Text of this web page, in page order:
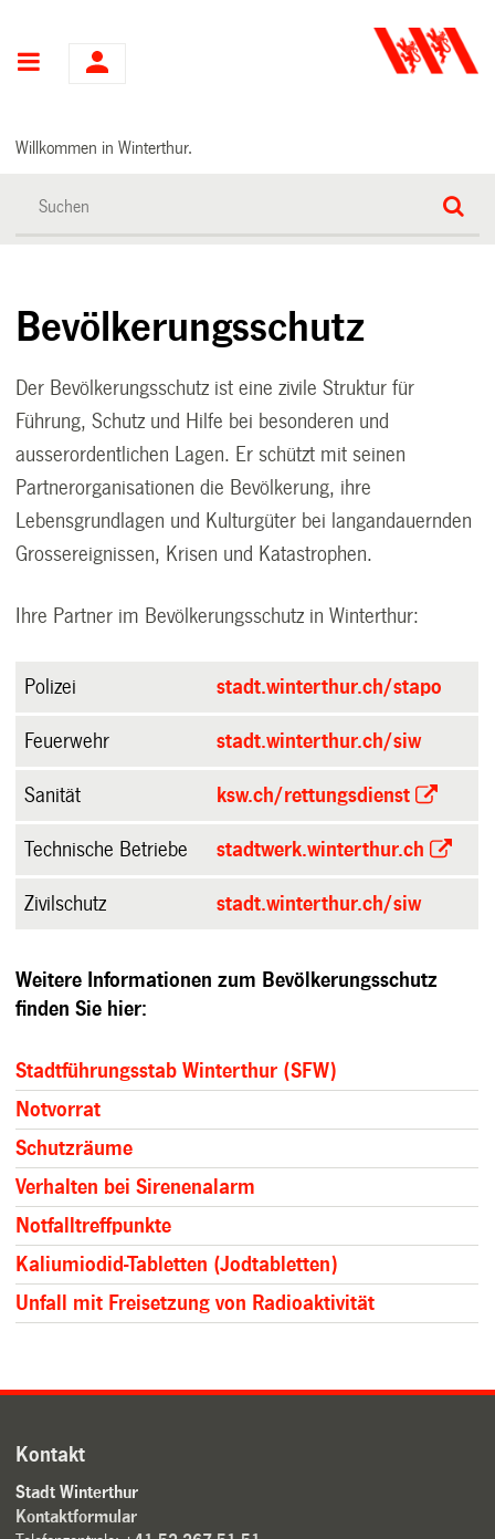
Hauptnavigation
Willkommen in Winterthur.
Bevölkerungsschutz
Der Bevölkerungsschutz ist eine zivile Struktur für
Führung, Schutz und Hilfe bei besonderen und
ausserordentlichen Lagen. Er schützt mit seinen
Partnerorganisationen die Bevölkerung, ihre
Lebensgrundlagen und Kulturgüter bei langandauernden
Grossereignissen, Krisen und Katastrophen.
Ihre Partner im Bevölkerungsschutz in Winterthur:
Polizei stadt.winterthur.ch/stapo
Feuerwehr stadt.winterthur.ch/siw
Sanität ksw.ch/rettungsdienst
Technische Betriebe stadtwerk.winterthur.ch
Zivilschutz stadt.winterthur.ch/siw
Weitere Informationen zum Bevölkerungsschutz
finden Sie hier:
Stadtführungsstab Winterthur (SFW)
Notvorrat
Schutzräume
Verhalten bei Sirenenalarm
Notfalltreffpunkte
Kaliumiodid-Tabletten (Jodtabletten)
Unfall mit Freisetzung von Radioaktivität
Kontakt
Stadt Winterthur
Kontaktformular